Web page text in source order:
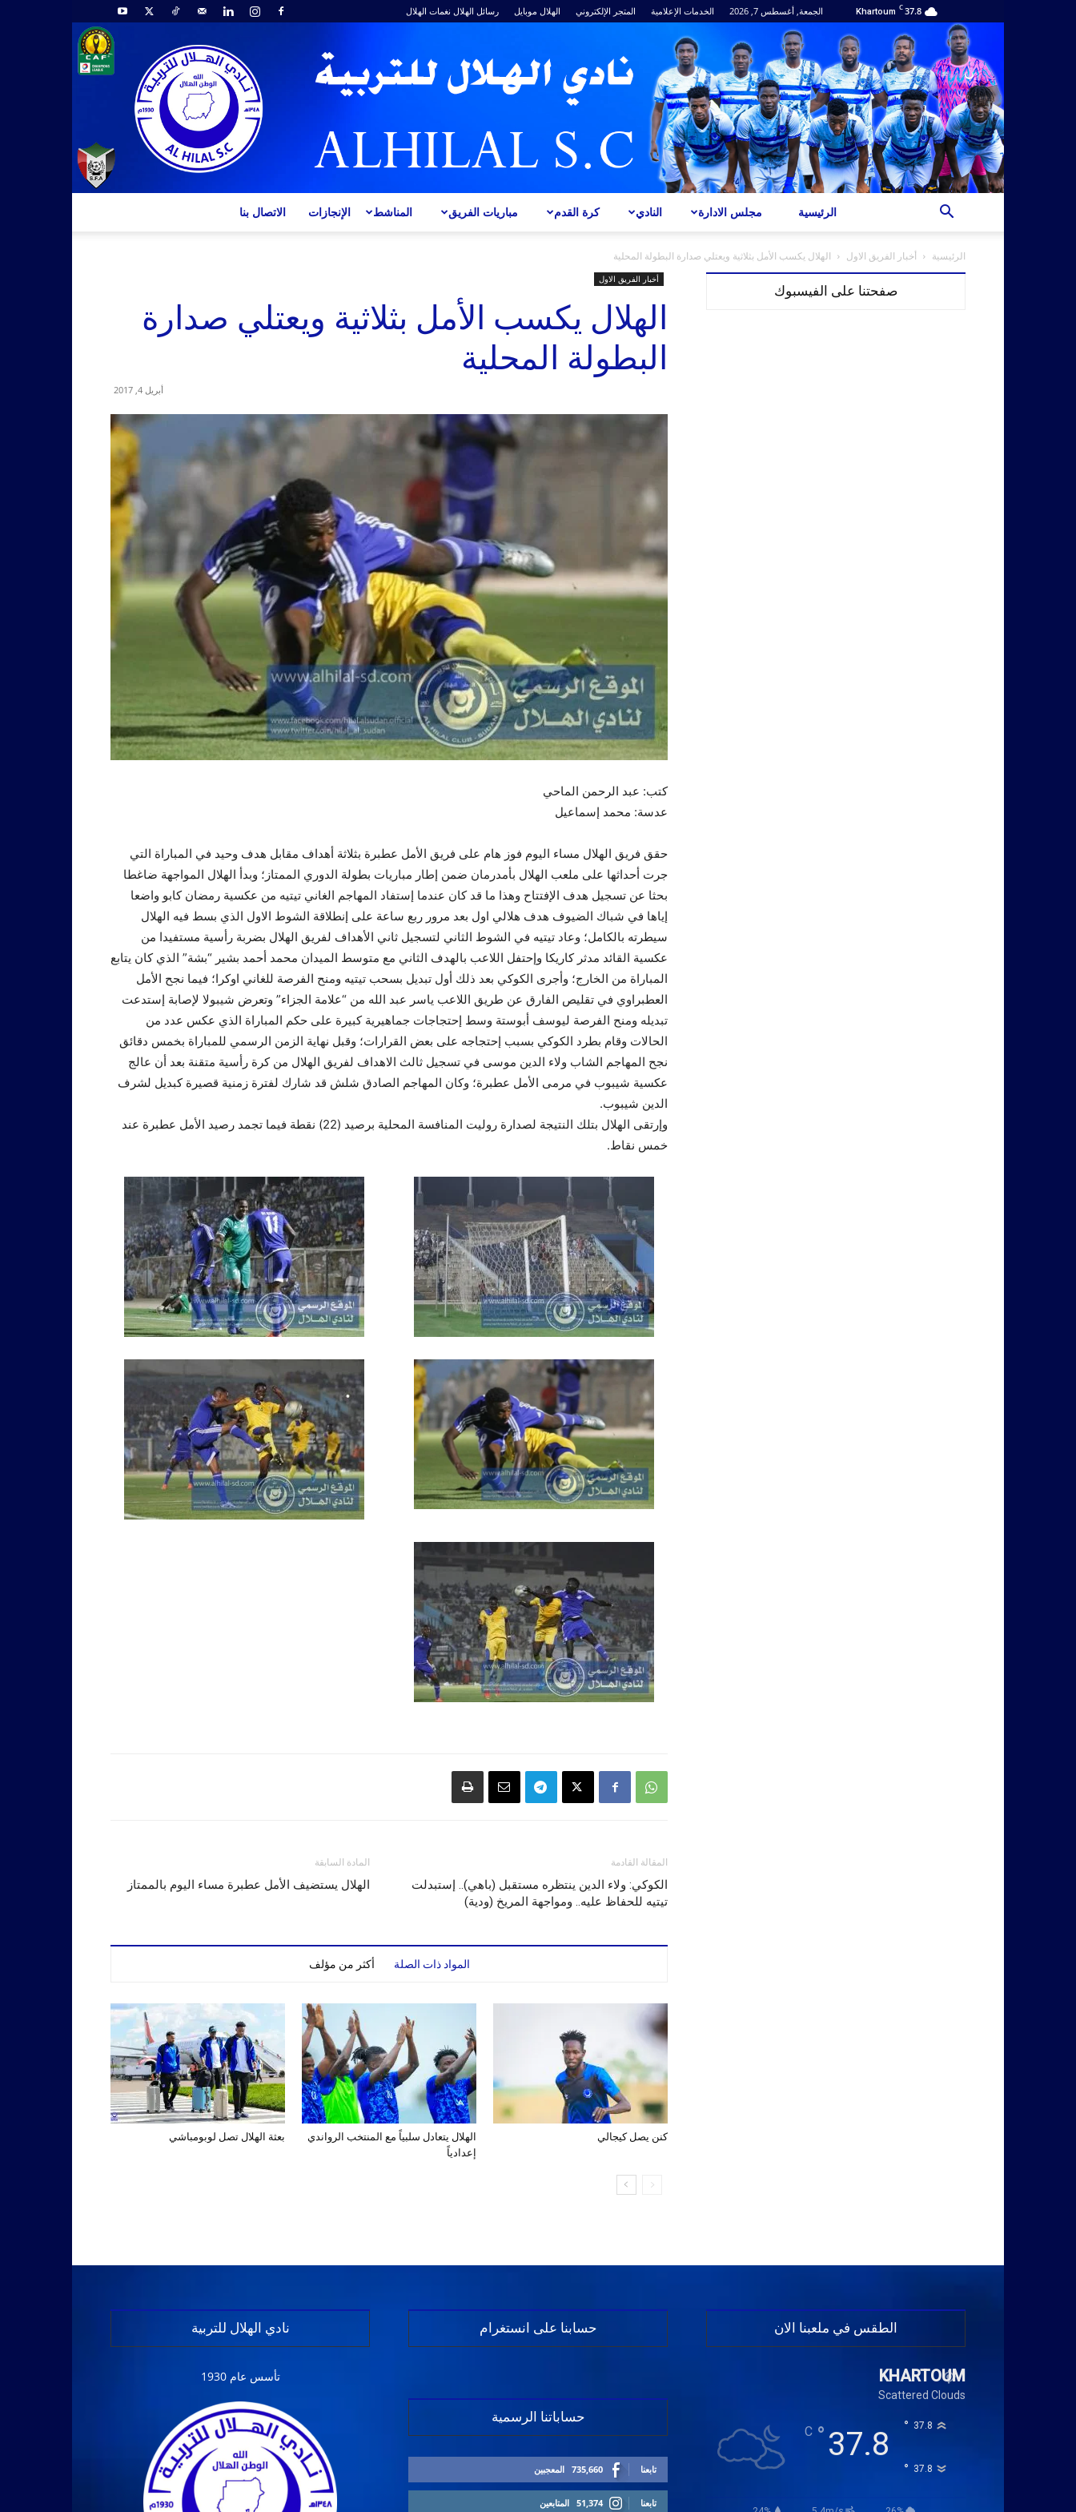
37.8
C
Khartoum الجمعة, أغسطس 7, 2026 الخدمات الإعلامية المتجر الإلكتروني الهلال موبايل رسائل الهلال نغمات الهلال
الاتصال بنا الإنجازات المناشط مباريات الفريق كرة القدم النادي مجلس الادارة الرئيسية
الرئيسية أخبار الفريق الاول الهلال يكسب الأمل بثلاثية ويعتلي صدارة البطولة المحلية
أخبار الفريق الاول
الهلال يكسب الأمل بثلاثية ويعتلي صدارة
البطولة المحلية
أبريل 4, 2017
كتب: عبد الرحمن الماحي
عدسة: محمد إسماعيل
حقق فريق الهلال مساء اليوم فوز هام على فريق الأمل عطبرة بثلاثة أهداف مقابل هدف وحيد في المباراة التي
جرت أحداثها على ملعب الهلال بأمدرمان ضمن إطار مباريات بطولة الدوري الممتاز؛ وبدأ الهلال المواجهة ضاغطا
بحثا عن تسجيل هدف الإفتتاح وهذا ما قد كان عندما إستفاد المهاجم الغاني تيتيه من عكسية رمضان كابو واضعا
إياها في شباك الضيوف هدف هلالي اول بعد مرور ربع ساعة على إنطلاقة الشوط الاول الذي بسط فيه الهلال
سيطرته بالكامل؛ وعاد تيتيه في الشوط الثاني لتسجيل ثاني الأهداف لفريق الهلال بضربة رأسية مستفيدا من
عكسية القائد مدثر كاريكا وإحتفل اللاعب بالهدف الثاني مع متوسط الميدان محمد أحمد بشير “بشة” الذي كان يتابع
المباراة من الخارج؛ وأجرى الكوكي بعد ذلك أول تبديل بسحب تيتيه ومنح الفرصة للغاني اوكرا؛ فيما نجح الأمل
العطبراوي في تقليص الفارق عن طريق اللاعب ياسر عبد الله من “علامة الجزاء” وتعرض شيبولا ﻹصابة إستدعت
تبديله ومنح الفرصة ليوسف أبوستة وسط إحتجاجات جماهيرية كبيرة على حكم المباراة الذي عكس عدد من
الحالات وقام بطرد الكوكي بسبب إحتجاجه على بعض القرارات؛ وقبل نهاية الزمن الرسمي للمباراة بخمس دقائق
نجح المهاجم الشاب ولاء الدين موسى في تسجيل ثالث الاهداف لفريق الهلال من كرة رأسية متقنة بعد أن عالج
عكسية شيبوب في مرمى الأمل عطبرة؛ وكان المهاجم الصادق شلش قد شارك لفترة زمنية قصيرة كبديل لشرف
الدين شيبوب.
وإرتقى الهلال بتلك النتيجة لصدارة روليت المنافسة المحلية برصيد (22) نقطة فيما تجمد رصيد الأمل عطبرة عند
خمس نقاط.
المادة السابقة
الهلال يستضيف الأمل عطبرة مساء اليوم بالممتاز
المقالة القادمة
الكوكي: ولاء الدين ينتظره مستقبل (باهي).. إستبدلت
تيتيه للحفاظ عليه.. ومواجهة المريخ (ودية)
المواد ذات الصلة أكثر من مؤلف
بعثة الهلال تصل لوبومباشي
الهلال يتعادل سلبياً مع المنتخب الرواندي
إعدادياً
كنن يصل كيجالي
صفحتنا على الفيسبوك
نادي الهلال للتربية
تأسس عام 1930
حسابنا على انستغرام
حساباتنا الرسمية
735,660 المعجبين تابعنا
51,374 المتابعين تابعنا
الطقس في ملعبنا الان
KHARTOUM
Scattered Clouds
37.8
°
C 37.8
°
37.8
°